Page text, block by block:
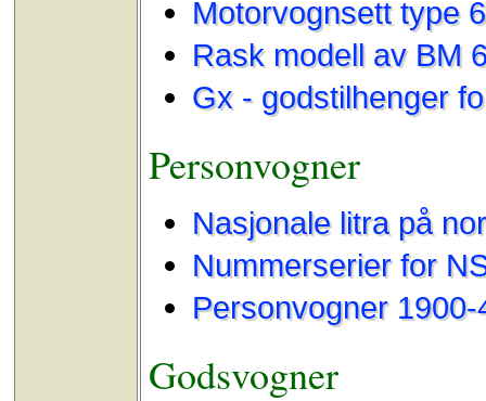
Motorvognsett type
Rask modell av BM
Gx - godstilhenger
Personvogner
Nasjonale litra på
Nummerserier for
Personvogner 1900-
Godsvogner